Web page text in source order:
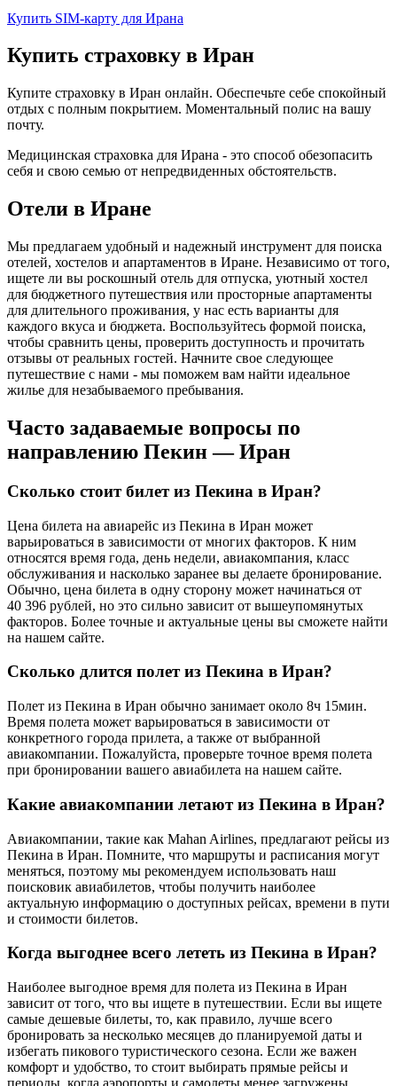
Купить SIM-карту для Ирана
Купить страховку в Иран
Купите страховку в Иран онлайн. Обеспечьте себе спокойный
отдых с полным покрытием. Моментальный полис на вашу
почту.
Медицинская страховка для Ирана - это способ обезопасить
себя и свою семью от непредвиденных обстоятельств.
Отели в Иране
Мы предлагаем удобный и надежный инструмент для поиска
отелей, хостелов и апартаментов в Иране. Независимо от того,
ищете ли вы роскошный отель для отпуска, уютный хостел
для бюджетного путешествия или просторные апартаменты
для длительного проживания, у нас есть варианты для
каждого вкуса и бюджета. Воспользуйтесь формой поиска,
чтобы сравнить цены, проверить доступность и прочитать
отзывы от реальных гостей. Начните свое следующее
путешествие с нами - мы поможем вам найти идеальное
жилье для незабываемого пребывания.
Часто задаваемые вопросы по
направлению Пекин — Иран
Сколько стоит билет из Пекина в Иран?
Цена билета на авиарейс из Пекина в Иран может
варьироваться в зависимости от многих факторов. К ним
относятся время года, день недели, авиакомпания, класс
обслуживания и насколько заранее вы делаете бронирование.
Обычно, цена билета в одну сторону может начинаться от
40 396 рублей, но это сильно зависит от вышеупомянутых
факторов. Более точные и актуальные цены вы сможете найти
на нашем сайте.
Сколько длится полет из Пекина в Иран?
Полет из Пекина в Иран обычно занимает около 8ч 15мин.
Время полета может варьироваться в зависимости от
конкретного города прилета, а также от выбранной
авиакомпании. Пожалуйста, проверьте точное время полета
при бронировании вашего авиабилета на нашем сайте.
Какие авиакомпании летают из Пекина в Иран?
Авиакомпании, такие как Mahan Airlines, предлагают рейсы из
Пекина в Иран. Помните, что маршруты и расписания могут
меняться, поэтому мы рекомендуем использовать наш
поисковик авиабилетов, чтобы получить наиболее
актуальную информацию о доступных рейсах, времени в пути
и стоимости билетов.
Когда выгоднее всего лететь из Пекина в Иран?
Наиболее выгодное время для полета из Пекина в Иран
зависит от того, что вы ищете в путешествии. Если вы ищете
самые дешевые билеты, то, как правило, лучше всего
бронировать за несколько месяцев до планируемой даты и
избегать пикового туристического сезона. Если же важен
комфорт и удобство, то стоит выбирать прямые рейсы и
периоды, когда аэропорты и самолеты менее загружены.